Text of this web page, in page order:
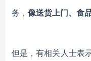
务， 像送货上门、 食
但是，有相关人士表